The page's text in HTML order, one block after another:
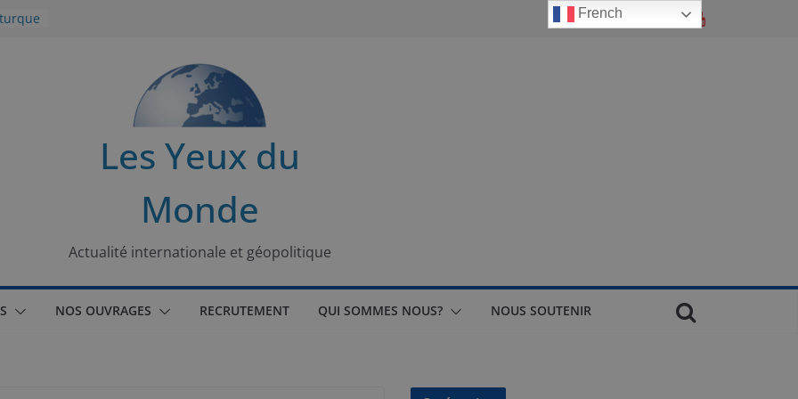
Les Yeux du
Monde
Actualité internationale et géopolitique
NOS OUVRAGES RECRUTEMENT QUI SOMMES NOUS? NOUS SOUTENIR
French